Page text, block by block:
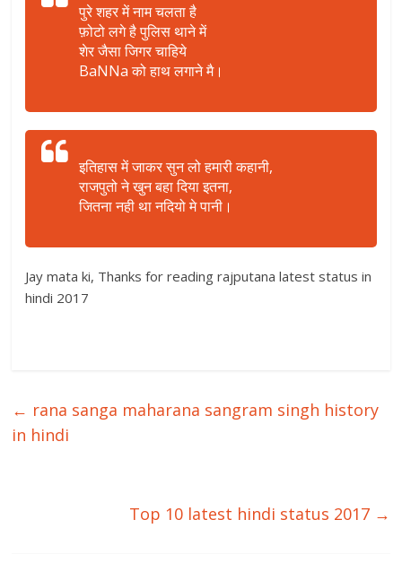
पुरे शहर में नाम चलता है
फ़ोटो लगे है पुलिस थाने में
शेर जैसा जिगर चाहिये
BaNNa को हाथ लगाने मै।
इतिहास में जाकर सुन लो हमारी कहानी,
राजपुतो ने खुन बहा दिया इतना,
जितना नही था नदियो मे पानी।
Jay mata ki, Thanks for reading rajputana latest status in
hindi 2017
← rana sanga maharana sangram singh history
in hindi
Top 10 latest hindi status 2017 →